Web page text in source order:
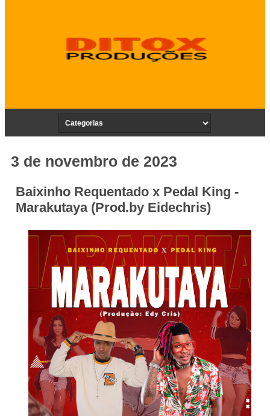
3 de novembro de 2023
Baixinho Requentado x Pedal King -
Marakutaya (Prod.by Eidechris)